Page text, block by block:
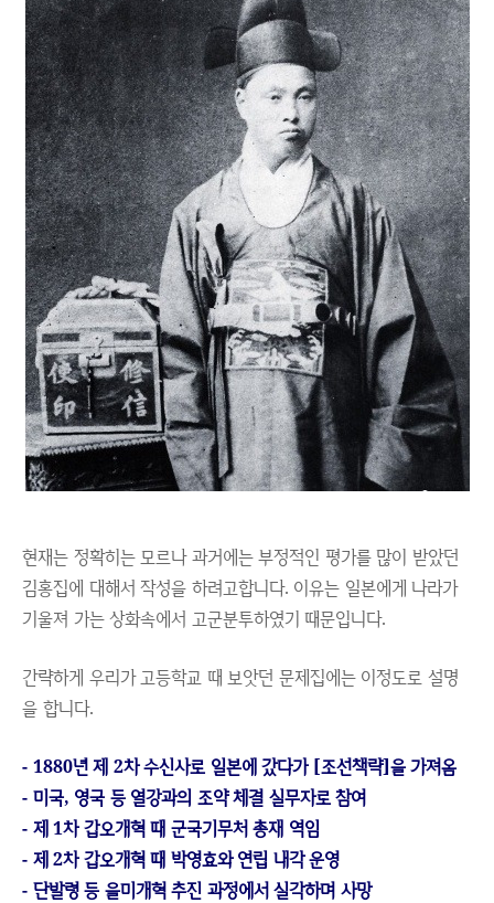
현재는 정확히는 모르나 과거에는 부정적인 평가를 많이 받았던
김홍집에 대해서 작성을 하려고합니다. 이유는 일본에게 나라가
기울져 가는 상화속에서 고군분투하였기 때문입니다.
간략하게 우리가 고등학교 때 보앗던 문제집에는 이정도로 설명
을 합니다.
- 1880년 제 2차 수신사로 일본에 갔다가 [조선책략]을 가져옴
- 미국, 영국 등 열강과의 조약 체결 실무자로 참여
- 제 1차 갑오개혁 때 군국기무처 총재 역임
- 제 2차 갑오개혁 때 박영효와 연립 내각 운영
- 단발령 등 을미개혁 추진 과정에서 실각하며 사망